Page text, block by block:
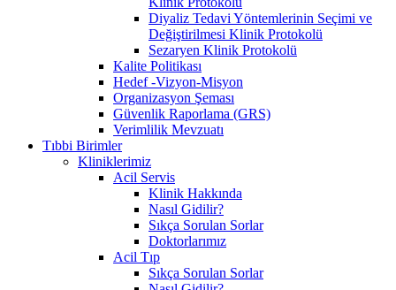
Diyaliz Tedavi Yöntemlerinin Seçimi ve
Değiştirilmesi Klinik Protokolü
Sezaryen Klinik Protokolü
Kalite Politikası
Hedef -Vizyon-Misyon
Organizasyon Şeması
Güvenlik Raporlama (GRS)
Verimlilik Mevzuatı
Tıbbi Birimler
Kliniklerimiz
Acil Servis
Klinik Hakkında
Nasıl Gidilir?
Sıkça Sorulan Sorlar
Doktorlarımız
Acil Tıp
Sıkça Sorulan Sorlar